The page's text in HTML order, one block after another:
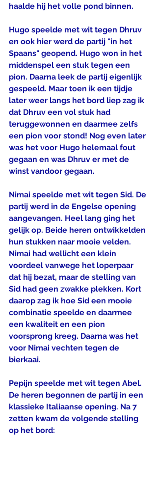
haalde hij het volle pond binnen.
Hugo speelde met wit tegen Dhruv
en ook hier werd de partij "in het
Spaans" geopend. Hugo won in het
middenspel een stuk tegen een
pion. Daarna leek de partij eigenlijk
gespeeld. Maar toen ik een tijdje
later weer langs het bord liep zag ik
dat Dhruv een vol stuk had
teruggewonnen en daarmee zelfs
een pion voor stond! Nog even later
was het voor Hugo helemaal fout
gegaan en was Dhruv er met de
winst vandoor gegaan.
Nimai speelde met wit tegen Sid. De
partij werd in de Engelse opening
aangevangen. Heel lang ging het
gelijk op. Beide heren ontwikkelden
hun stukken naar mooie velden.
Nimai had wellicht een klein
voordeel vanwege het loperpaar
dat hij bezat, maar de stelling van
Sid had geen zwakke plekken. Kort
daarop zag ik hoe Sid een mooie
combinatie speelde en daarmee
een kwaliteit en een pion
voorsprong kreeg. Daarna was het
voor Nimai vechten tegen de
bierkaai.
Pepijn speelde met wit tegen Abel.
De heren begonnen de partij in een
klassieke Italiaanse opening. Na 7
zetten kwam de volgende stelling
op het bord: